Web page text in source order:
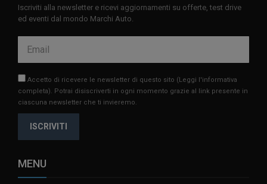
Iscriviti alla newsletter e ricevi aggiornamenti su offerte, test drive
ed eventi dal mondo Marchi Auto.
Accetto di ricevere le newsletter di questo sito (Leggi l'informativa
completa). Potrai disiscriverti in ogni momento grazie al link presente in
ciascuna newsletter che ti invieremo.
ISCRIVITI
MENU